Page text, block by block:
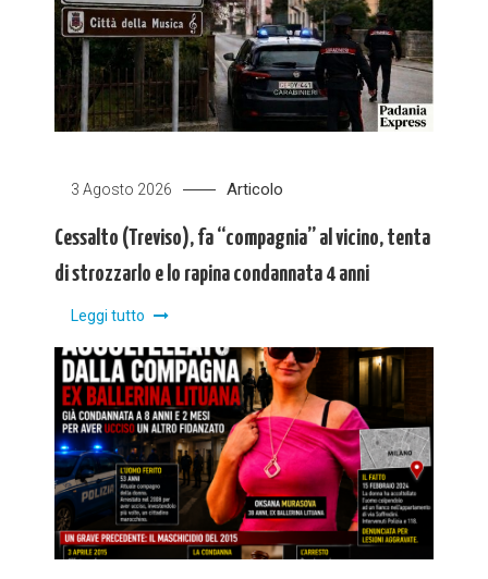
3 Agosto 2026 Articolo
Cessalto (Treviso), fa “compagnia” al vicino, tenta
di strozzarlo e lo rapina condannata 4 anni
Leggi tutto